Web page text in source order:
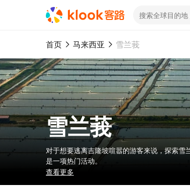
首页 马来西亚 雪兰莪
雪兰莪
对于想要逃离吉隆坡喧嚣的游客来说，探索
是一项热门活动。
雪兰莪州还拥有众多值得一游的城市和城镇。
查看更多